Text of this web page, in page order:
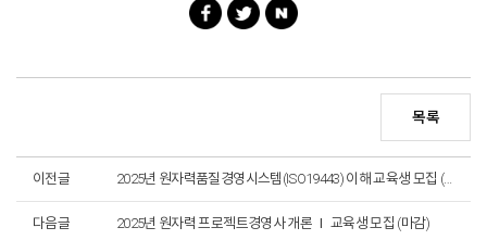
목록
이전글 2025년 원자력품질경영시스템(ISO19443) 이해 교육생 모집 (~ 5. 30. 16:00)
다음글 2025년 원자력 프로젝트경영사 개론 Ⅰ 교육생 모집 (마감)